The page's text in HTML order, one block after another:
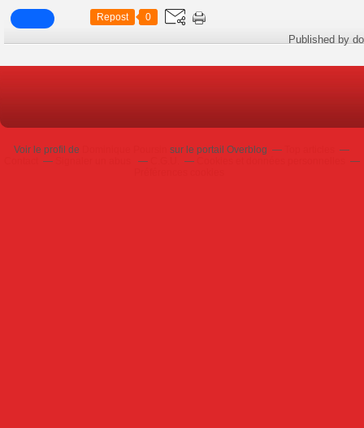
Repost 0
Published by
Voir le profil de sur le portail Overblog